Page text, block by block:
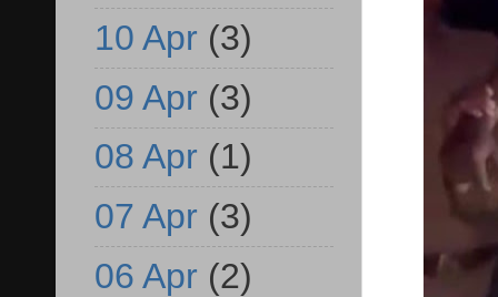
10 Apr (3)
09 Apr (3)
08 Apr (1)
07 Apr (3)
06 Apr (2)